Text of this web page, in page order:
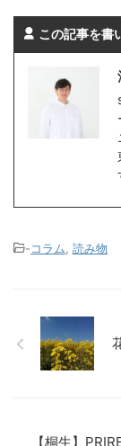
この記事を書
-コラム 読み物
【桐生】